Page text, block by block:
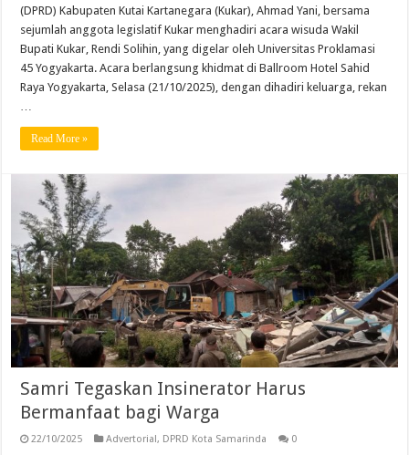
(DPRD) Kabupaten Kutai Kartanegara (Kukar), Ahmad Yani, bersama
sejumlah anggota legislatif Kukar menghadiri acara wisuda Wakil
Bupati Kukar, Rendi Solihin, yang digelar oleh Universitas Proklamasi
45 Yogyakarta. Acara berlangsung khidmat di Ballroom Hotel Sahid
Raya Yogyakarta, Selasa (21/10/2025), dengan dihadiri keluarga, rekan
…
Read More »
Samri Tegaskan Insinerator Harus
Bermanfaat bagi Warga
22/10/2025 Advertorial, DPRD Kota Samarinda 0